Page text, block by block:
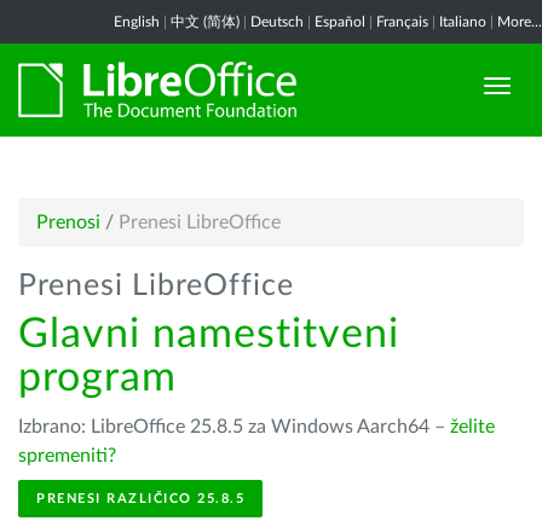
English 中文 (简体) Deutsch Español Français Italiano More...
Prenosi / Prenesi LibreOffice
Prenesi LibreOffice
Glavni namestitveni
program
Izbrano: LibreOffice 25.8.5 za Windows Aarch64 – želite
spremeniti?
PRENESI RAZLIČICO 25.8.5